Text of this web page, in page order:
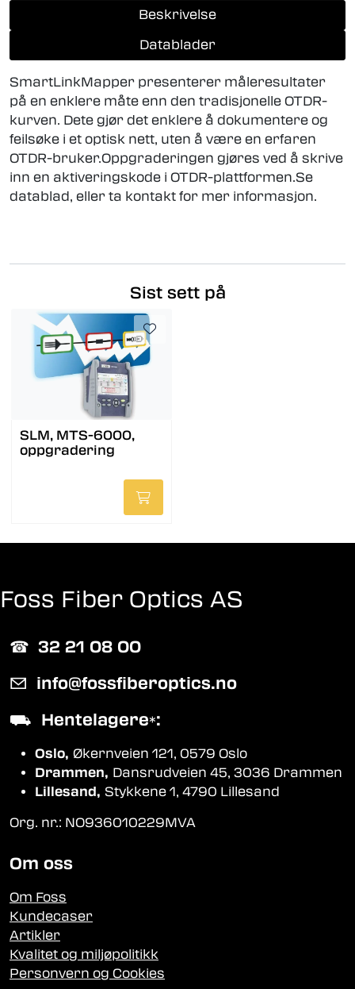
Beskrivelse
Datablader
SmartLinkMapper presenterer måleresultater
på en enklere måte enn den tradisjonelle OTDR-
kurven. Dete gjør det enklere å dokumentere og
feilsøke i et optisk nett, uten å være en erfaren
OTDR-bruker.Oppgraderingen gjøres ved å skrive
inn en aktiveringskode i OTDR-plattformen.Se
datablad, eller ta kontakt for mer informasjon.
Sist sett på
SLM, MTS-6000,
oppgradering
Foss Fiber Optics AS
☎︎ 32 21 08 00
✉ info@fossfiberoptics.no
⛟ Hentelagere*:
Oslo, Økernveien 121, 0579 Oslo
Drammen, Dansrudveien 45, 3036 Drammen
Lillesand, Stykkene 1, 4790 Lillesand
Org. nr.: NO936010229MVA
Om oss
Om Foss
Kundecaser
Artikler
Kvalitet og miljøpolitikk
Personvern og Cookies